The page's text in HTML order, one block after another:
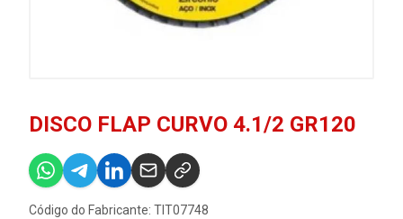
DISCO FLAP CURVO 4.1/2 GR120
Código do Fabricante: TIT07748